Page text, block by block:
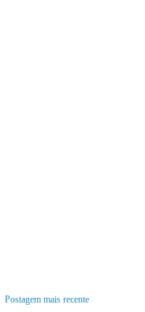
Postagem mais recente